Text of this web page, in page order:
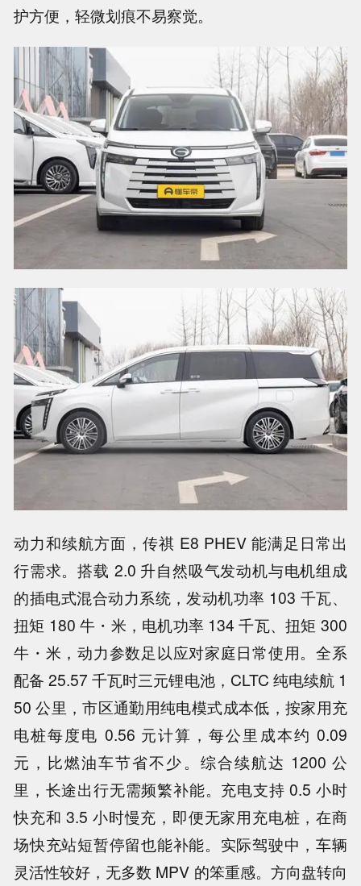
护方便，轻微划痕不易察觉。
动力和续航方面，传祺 E8 PHEV 能满足日常出
行需求。搭载 2.0 升自然吸气发动机与电机组成
的插电式混合动力系统，发动机功率 103 千瓦、
扭矩 180 牛・米，电机功率 134 千瓦、扭矩 300
牛・米，动力参数足以应对家庭日常使用。全系
配备 25.57 千瓦时三元锂电池，CLTC 纯电续航 1
50 公里，市区通勤用纯电模式成本低，按家用充
电桩每度电 0.56 元计算，每公里成本约 0.09
元，比燃油车节省不少。综合续航达 1200 公
里，长途出行无需频繁补能。充电支持 0.5 小时
快充和 3.5 小时慢充，即便无家用充电桩，在商
场快充站短暂停留也能补能。实际驾驶中，车辆
灵活性较好，无多数 MPV 的笨重感。方向盘转向